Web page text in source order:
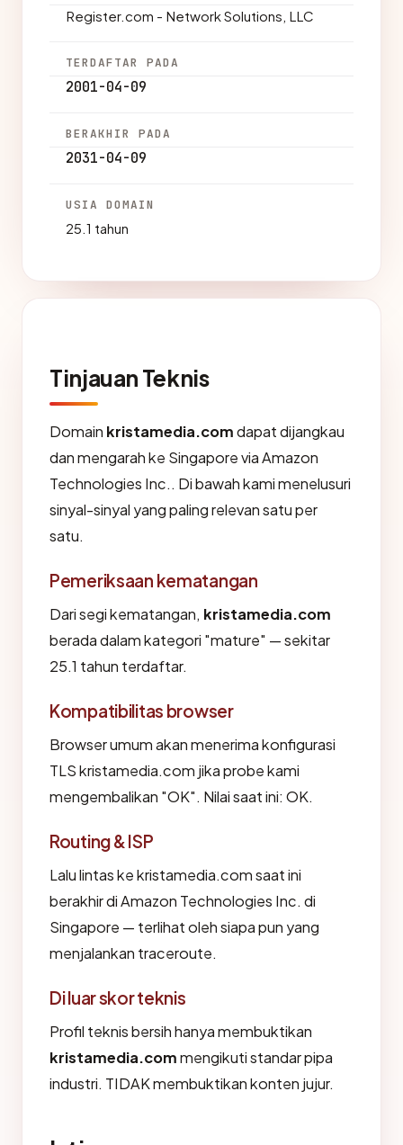
Register.com - Network Solutions, LLC
TERDAFTAR PADA
2001-04-09
BERAKHIR PADA
2031-04-09
USIA DOMAIN
25.1 tahun
Tinjauan Teknis
Domain kristamedia.comdapat dijangkau
dan mengarah ke Singapore via Amazon
Technologies Inc.. Di bawah kami menelusuri
sinyal-sinyal yang paling relevan satu per
satu.
Pemeriksaan kematangan
Dari segi kematangan, kristamedia.com
berada dalam kategori "mature" — sekitar
25.1 tahun terdaftar.
Kompatibilitas browser
Browser umum akan menerima konfigurasi
TLS kristamedia.com jika probe kami
mengembalikan "OK". Nilai saat ini: OK.
Routing & ISP
Lalu lintas ke kristamedia.com saat ini
berakhir di Amazon Technologies Inc. di
Singapore — terlihat oleh siapa pun yang
menjalankan traceroute.
Di luar skor teknis
Profil teknis bersih hanya membuktikan
kristamedia.commengikuti standar pipa
industri. TIDAK membuktikan konten jujur.